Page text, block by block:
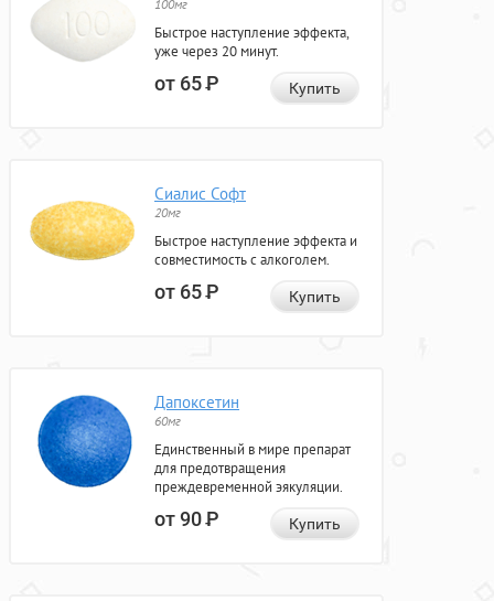
100мг
Быстрое наступление эффекта,
уже через 20 минут.
от 65Р Купить
Сиалис Софт
20мг
Быстрое наступление эффекта и
совместимость с алкоголем.
от 65Р Купить
Дапоксетин
60мг
Единственный в мире препарат
для предотвращения
преждевременной эякуляции.
от 90Р Купить